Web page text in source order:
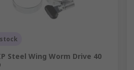
Steel Wing Worm Drive 40